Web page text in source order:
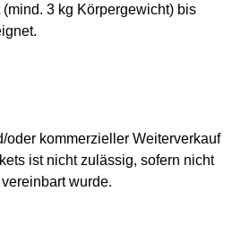
3 kg Körpergewicht) bis
oder kommerzieller Weiterverkauf
ist nicht zulässig, sofern nicht
wurde.